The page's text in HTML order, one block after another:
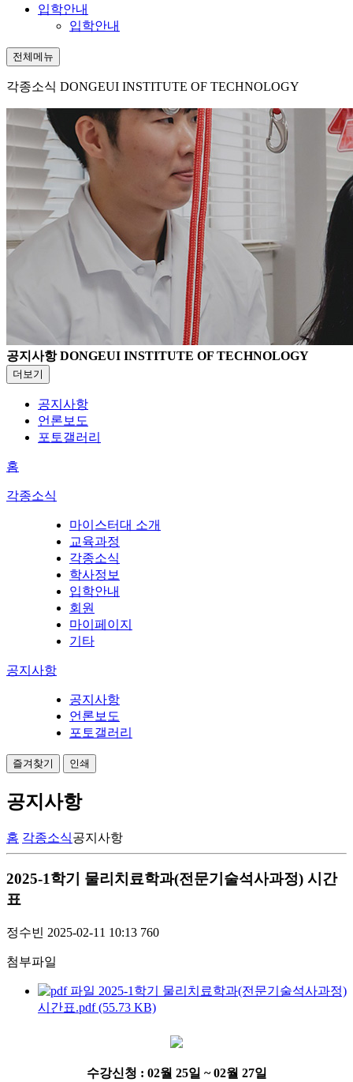
입학안내
입학안내
전체메뉴
각종소식 DONGEUI INSTITUTE OF TECHNOLOGY
공지사항DONGEUI INSTITUTE OF TECHNOLOGY
더보기
공지사항
언론보도
포토갤러리
홈
각종소식
마이스터대 소개
교육과정
각종소식
학사정보
입학안내
회원
마이페이지
기타
공지사항
공지사항
언론보도
포토갤러리
즐겨찾기 인쇄
공지사항
홈 각종소식공지사항
2025-1학기 물리치료학과(전문기술석사과정) 시간
표
정수빈 2025-02-11 10:13 760
첨부파일
2025-1학기 물리치료학과(전문기술석사과정)
시간표.pdf (55.73 KB)
수강신청 : 02월 25일 ~ 02월 27일